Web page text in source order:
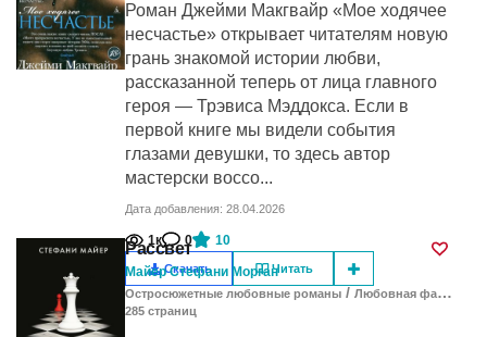
Роман Джейми Макгвайр «Мое ходячее
несчастье» открывает читателям новую
грань знакомой истории любви,
рассказанной теперь от лица главного
героя — Трэвиса Мэддокса. Если в
первой книге мы видели события
глазами девушки, то здесь автор
мастерски воссо...
Дата добавления: 28.04.2026
1к 0 10
Скачать Читать
Рассвет
Майер Стефани Морган
Остросюжетные любовные романы / Любовная фантастика
285 cтраниц